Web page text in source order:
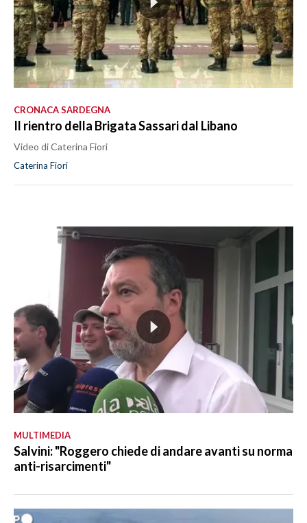
CRONACA SARDEGNA
Il rientro della Brigata Sassari dal Libano
Video di Caterina Fiori
Caterina Fiori
MULTIMEDIA
Salvini: "Roggero chiede di andare avanti su norma
anti-risarcimenti"